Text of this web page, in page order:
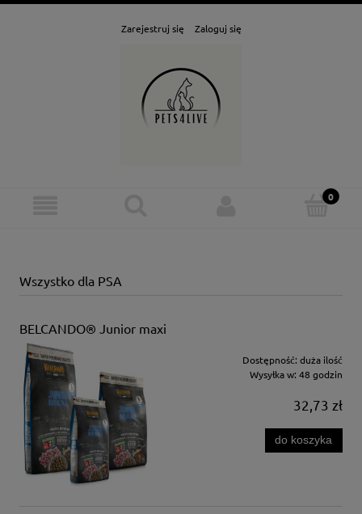
Zarejestruj się Zaloguj się
Wszystko dla PSA
BELCANDO® Junior maxi
Dostępność: duża ilość
Wysyłka w: 48 godzin
32,73 zł
do koszyka